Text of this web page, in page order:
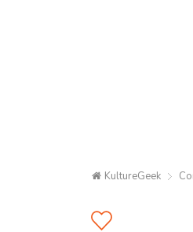
KultureGeek